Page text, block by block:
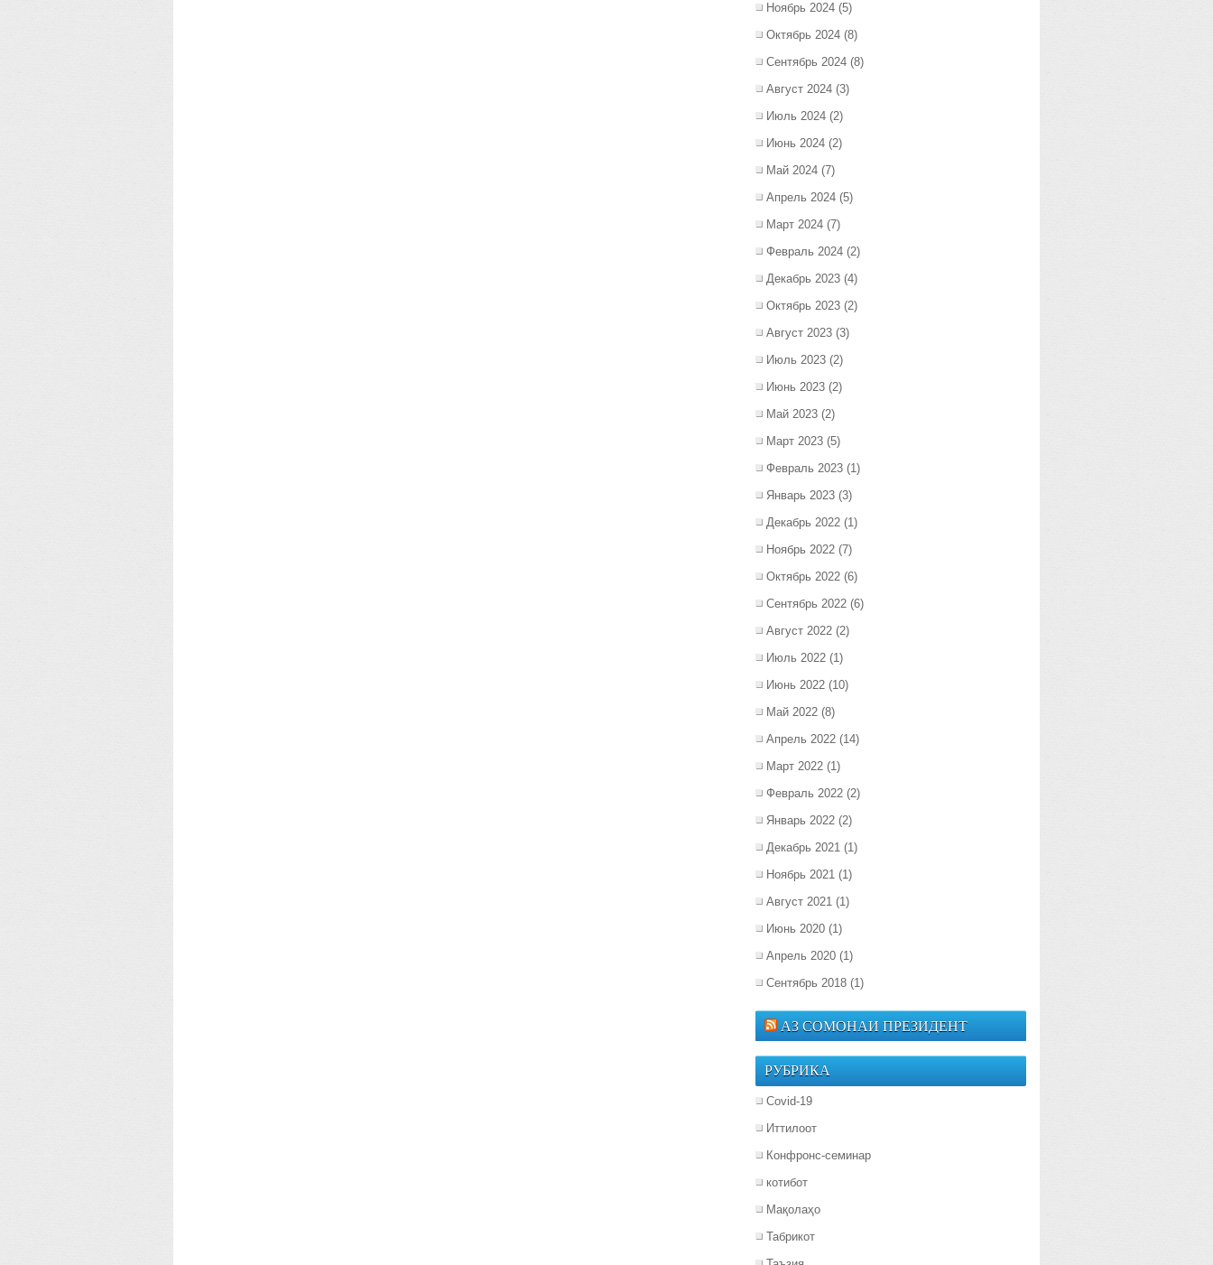
Ноябрь 2024 (5)
Октябрь 2024 (8)
Сентябрь 2024 (8)
Август 2024 (3)
Июль 2024 (2)
Июнь 2024 (2)
Май 2024 (7)
Апрель 2024 (5)
Март 2024 (7)
Февраль 2024 (2)
Декабрь 2023 (4)
Октябрь 2023 (2)
Август 2023 (3)
Июль 2023 (2)
Июнь 2023 (2)
Май 2023 (2)
Март 2023 (5)
Февраль 2023 (1)
Январь 2023 (3)
Декабрь 2022 (1)
Ноябрь 2022 (7)
Октябрь 2022 (6)
Сентябрь 2022 (6)
Август 2022 (2)
Июль 2022 (1)
Июнь 2022 (10)
Май 2022 (8)
Апрель 2022 (14)
Март 2022 (1)
Февраль 2022 (2)
Январь 2022 (2)
Декабрь 2021 (1)
Ноябрь 2021 (1)
Август 2021 (1)
Июнь 2020 (1)
Апрель 2020 (1)
Сентябрь 2018 (1)
АЗ СОМОНАИ ПРЕЗИДЕНТ
РУБРИКА
Covid-19
Иттилоот
Конфронс-семинар
котибот
Мақолаҳо
Табрикот